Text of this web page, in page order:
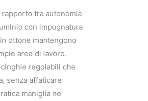
tra autonomia
con impugnatura
ottone mantengono
aree di lavoro.
regolabili che
senza affaticare
maniglia ne